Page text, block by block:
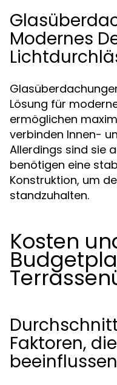
Modernes
Lösung für
ermöglichen
verbinden Innen-
Allerdings sind sie
benötigen eine
Konstruktion, um
standzuhalten.
Kosten
Faktoren,
beeinflussen